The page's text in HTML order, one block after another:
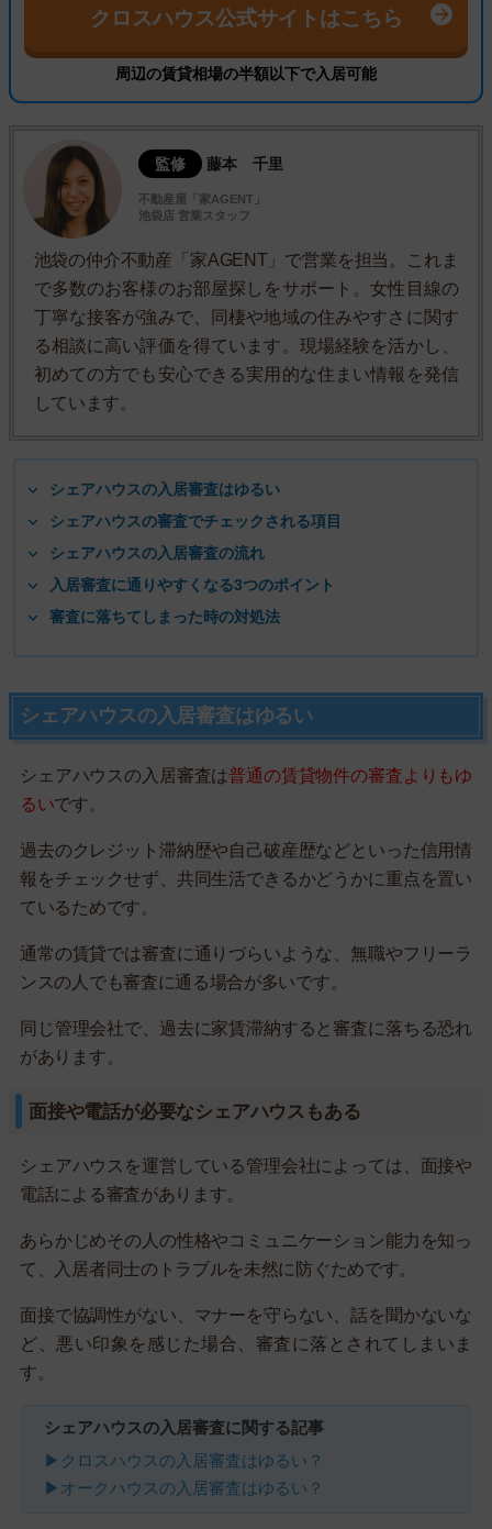
クロスハウス公式サイトはこちら
周辺の賃貸相場の半額以下で入居可能
監修 藤本 千里
不動産屋「家AGENT」
池袋店 営業スタッフ
池袋の仲介不動産「家AGENT」で営業を担当。これま
で多数のお客様のお部屋探しをサポート。女性目線の
丁寧な接客が強みで、同棲や地域の住みやすさに関す
る相談に高い評価を得ています。現場経験を活かし、
初めての方でも安心できる実用的な住まい情報を発信
しています。
シェアハウスの入居審査はゆるい
シェアハウスの審査でチェックされる項目
シェアハウスの入居審査の流れ
入居審査に通りやすくなる3つのポイント
審査に落ちてしまった時の対処法
シェアハウスの入居審査はゆるい
シェアハウスの入居審査は普通の賃貸物件の審査よりもゆ
るいです。
過去のクレジット滞納歴や自己破産歴などといった信用情
報をチェックせず、共同生活できるかどうかに重点を置い
ているためです。
通常の賃貸では審査に通りづらいような、無職やフリーラ
ンスの人でも審査に通る場合が多いです。
同じ管理会社で、過去に家賃滞納すると審査に落ちる恐れ
があります。
面接や電話が必要なシェアハウスもある
シェアハウスを運営している管理会社によっては、面接や
電話による審査があります。
あらかじめその人の性格やコミュニケーション能力を知っ
て、入居者同士のトラブルを未然に防ぐためです。
面接で協調性がない、マナーを守らない、話を聞かないな
ど、悪い印象を感じた場合、審査に落とされてしまいま
す。
シェアハウスの入居審査に関する記事
▶クロスハウスの入居審査はゆるい？
▶オークハウスの入居審査はゆるい？